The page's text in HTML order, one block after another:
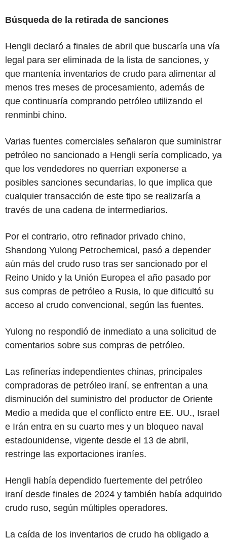
Búsqueda de la retirada de sanciones
Hengli declaró a finales de abril que buscaría una vía
legal para ser eliminada de la lista de sanciones, y
que mantenía inventarios de crudo para alimentar al
menos tres meses de procesamiento, además de
que continuaría comprando petróleo utilizando el
renminbi chino.
Varias fuentes comerciales señalaron que suministrar
petróleo no sancionado a Hengli sería complicado, ya
que los vendedores no querrían exponerse a
posibles sanciones secundarias, lo que implica que
cualquier transacción de este tipo se realizaría a
través de una cadena de intermediarios.
Por el contrario, otro refinador privado chino,
Shandong Yulong Petrochemical, pasó a depender
aún más del crudo ruso tras ser sancionado por el
Reino Unido y la Unión Europea el año pasado por
sus compras de petróleo a Rusia, lo que dificultó su
acceso al crudo convencional, según las fuentes.
Yulong no respondió de inmediato a una solicitud de
comentarios sobre sus compras de petróleo.
Las refinerías independientes chinas, principales
compradoras de petróleo iraní, se enfrentan a una
disminución del suministro del productor de Oriente
Medio a medida que el conflicto entre EE. UU., Israel
e Irán entra en su cuarto mes y un bloqueo naval
estadounidense, vigente desde el 13 de abril,
restringe las exportaciones iraníes.
Hengli había dependido fuertemente del petróleo
iraní desde finales de 2024 y también había adquirido
crudo ruso, según múltiples operadores.
La caída de los inventarios de crudo ha obligado a